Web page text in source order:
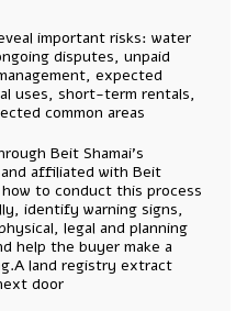
important risks: water
disputes, unpaid
expected
uses, short-term rentals,
common areas.
Beit Shamai’s
and affiliated with Beit
to conduct this process
identify warning signs,
legal and planning
help the buyer make a
land registry extract
door.